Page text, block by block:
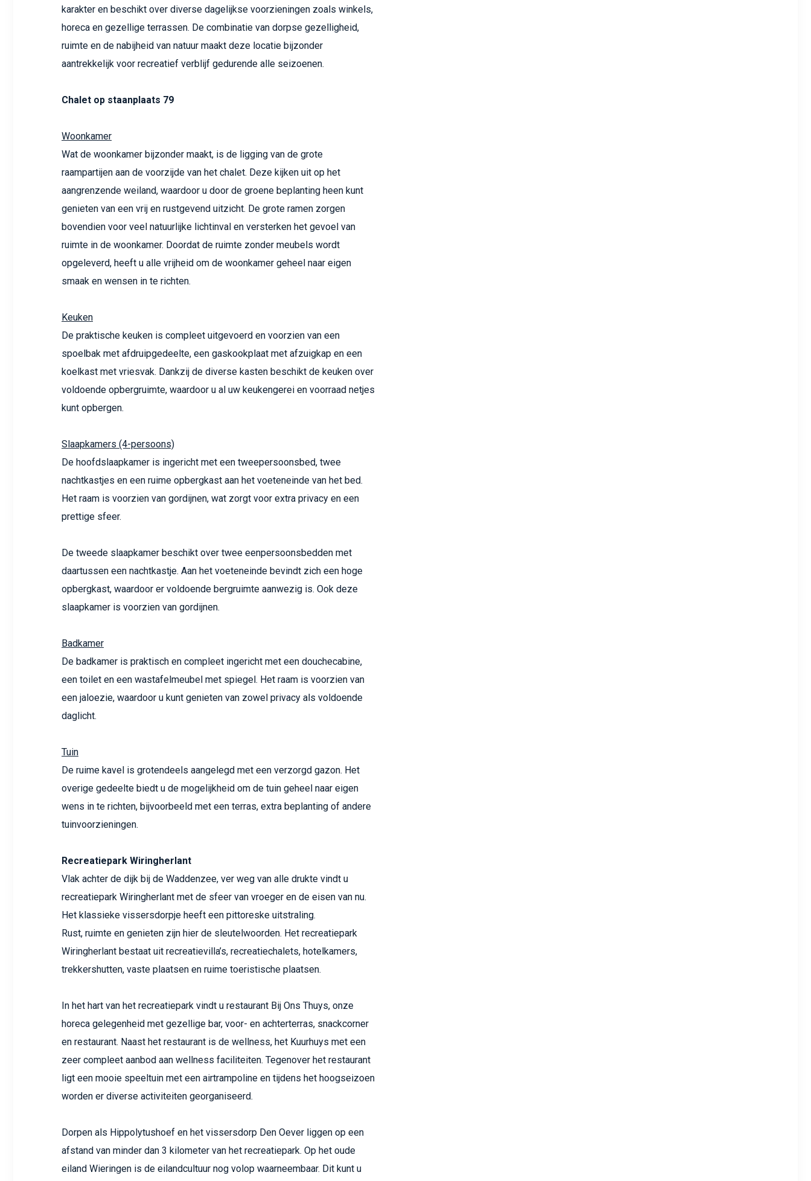
karakter en beschikt over diverse dagelijkse voorzieningen zoals winkels,
horeca en gezellige terrassen. De combinatie van dorpse gezelligheid,
ruimte en de nabijheid van natuur maakt deze locatie bijzonder
aantrekkelijk voor recreatief verblijf gedurende alle seizoenen.
Chalet op staanplaats 79
Woonkamer
Wat de woonkamer bijzonder maakt, is de ligging van de grote
raampartijen aan de voorzijde van het chalet. Deze kijken uit op het
aangrenzende weiland, waardoor u door de groene beplanting heen kunt
genieten van een vrij en rustgevend uitzicht. De grote ramen zorgen
bovendien voor veel natuurlijke lichtinval en versterken het gevoel van
ruimte in de woonkamer. Doordat de ruimte zonder meubels wordt
opgeleverd, heeft u alle vrijheid om de woonkamer geheel naar eigen
smaak en wensen in te richten.
Keuken
De praktische keuken is compleet uitgevoerd en voorzien van een
spoelbak met afdruipgedeelte, een gaskookplaat met afzuigkap en een
koelkast met vriesvak. Dankzij de diverse kasten beschikt de keuken over
voldoende opbergruimte, waardoor u al uw keukengerei en voorraad netjes
kunt opbergen.
Slaapkamers (4-persoons)
De hoofdslaapkamer is ingericht met een tweepersoonsbed, twee
nachtkastjes en een ruime opbergkast aan het voeteneinde van het bed.
Het raam is voorzien van gordijnen, wat zorgt voor extra privacy en een
prettige sfeer.
De tweede slaapkamer beschikt over twee eenpersoonsbedden met
daartussen een nachtkastje. Aan het voeteneinde bevindt zich een hoge
opbergkast, waardoor er voldoende bergruimte aanwezig is. Ook deze
slaapkamer is voorzien van gordijnen.
Badkamer
De badkamer is praktisch en compleet ingericht met een douchecabine,
een toilet en een wastafelmeubel met spiegel. Het raam is voorzien van
een jaloezie, waardoor u kunt genieten van zowel privacy als voldoende
daglicht.
Tuin
De ruime kavel is grotendeels aangelegd met een verzorgd gazon. Het
overige gedeelte biedt u de mogelijkheid om de tuin geheel naar eigen
wens in te richten, bijvoorbeeld met een terras, extra beplanting of andere
tuinvoorzieningen.
Recreatiepark Wiringherlant
Vlak achter de dijk bij de Waddenzee, ver weg van alle drukte vindt u
recreatiepark Wiringherlant met de sfeer van vroeger en de eisen van nu.
Het klassieke vissersdorpje heeft een pittoreske uitstraling.
Rust, ruimte en genieten zijn hier de sleutelwoorden. Het recreatiepark
Wiringherlant bestaat uit recreatievilla’s, recreatiechalets, hotelkamers,
trekkershutten, vaste plaatsen en ruime toeristische plaatsen.
In het hart van het recreatiepark vindt u restaurant Bij Ons Thuys, onze
horeca gelegenheid met gezellige bar, voor- en achterterras, snackcorner
en restaurant. Naast het restaurant is de wellness, het Kuurhuys met een
zeer compleet aanbod aan wellness faciliteiten. Tegenover het restaurant
ligt een mooie speeltuin met een airtrampoline en tijdens het hoogseizoen
worden er diverse activiteiten georganiseerd.
Dorpen als Hippolytushoef en het vissersdorp Den Oever liggen op een
afstand van minder dan 3 kilometer van het recreatiepark. Op het oude
eiland Wieringen is de eilandcultuur nog volop waarneembaar. Dit kunt u